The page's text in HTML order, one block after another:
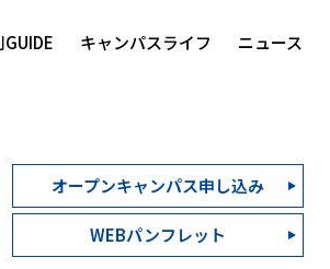
キャンパスライフ ニュース
オープンキャンパス申し込み
WEBパンフレット